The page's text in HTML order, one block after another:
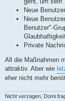
Neue
Neue
Benutzer"-
Private
All die Maßnahmen
attraktiv. Aber wie
eher nicht mehr
Nicht verzagen, Domi